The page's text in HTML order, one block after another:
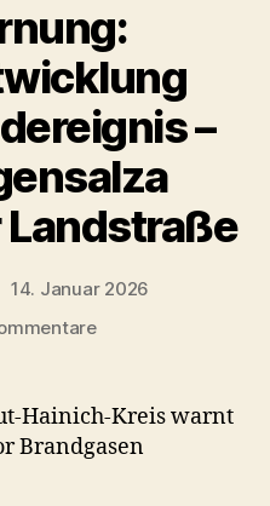
–
14. Januar 2026
zu
durch
–
Hainich-Kreis warnt
Brandgasen